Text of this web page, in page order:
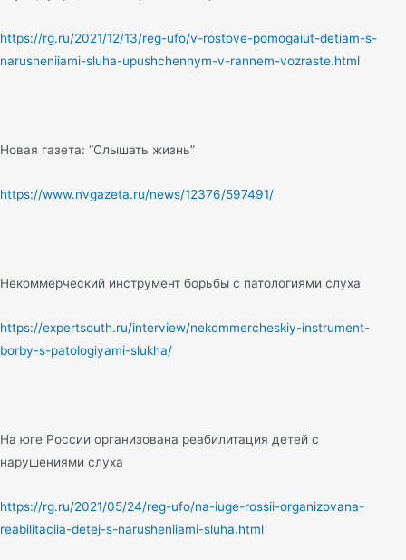
https://rg.ru/2021/12/13/reg-ufo/v-rostove-pomogaiut-detiam-s-
narusheniiami-sluha-upushchennym-v-rannem-vozraste.html
Новая газета: “Слышать жизнь”
https://www.nvgazeta.ru/news/12376/597491/
Некоммерческий инструмент борьбы с патологиями слуха
https://expertsouth.ru/interview/nekommercheskiy-instrument-
borby-s-patologiyami-slukha/
На юге России организована реабилитация детей с
нарушениями слуха
https://rg.ru/2021/05/24/reg-ufo/na-iuge-rossii-organizovana-
reabilitaciia-detej-s-narusheniiami-sluha.html